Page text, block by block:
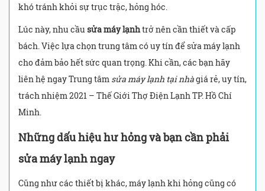
khó tránh khỏi sự trục trặc, hỏng hóc.
Lúc này, nhu cầu sửa máy lạnhtrở nên cần thiết và cấp
bách. Việc lựa chọn trung tâm có uy tín để sửa máy lạnh
cho đảm bảo hết sức quan trọng. Khi cần, các bạn hãy
liên hệ ngay Trung tâm sửa máy lạnh tại nhàgiá rẻ, uy tín,
trách nhiệm 2021 – Thế Giới Thợ Điện Lạnh TP. Hồ Chí
Minh.
Những dấu hiệu hư hỏng và bạn cần phải
sửa máy lạnh ngay
Cũng như các thiết bị khác, máy lạnh khi hỏng cũng có